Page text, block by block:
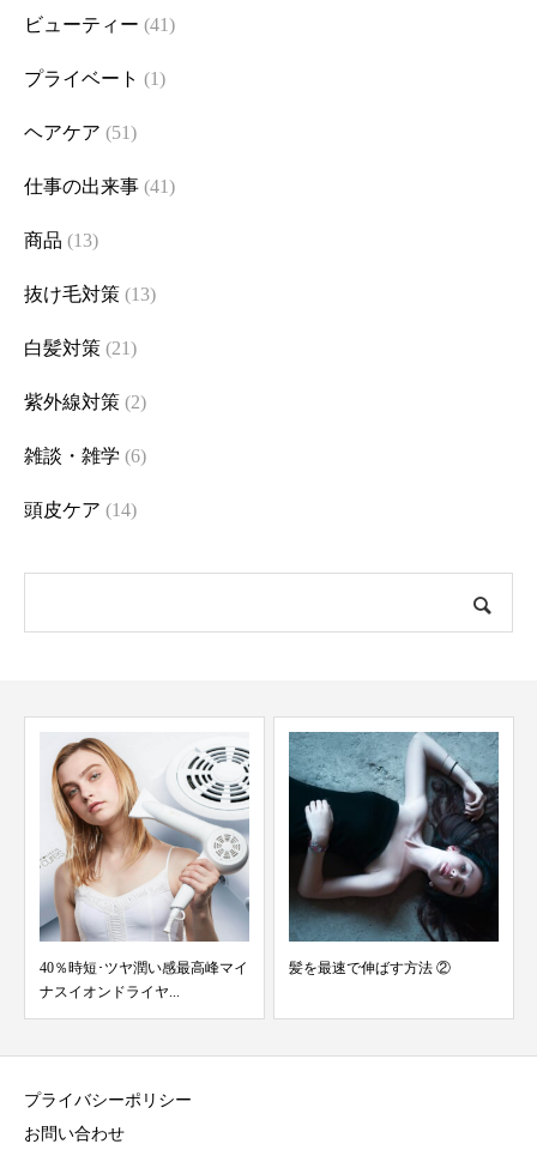
ビューティー (41)
プライベート (1)
ヘアケア (51)
仕事の出来事 (41)
商品 (13)
抜け毛対策 (13)
白髪対策 (21)
紫外線対策 (2)
雑談・雑学 (6)
頭皮ケア (14)
髪を最速で伸ばす方法 ②
シャンプーは1日何回まで？美容
プライバシーポリシー
お問い合わせ